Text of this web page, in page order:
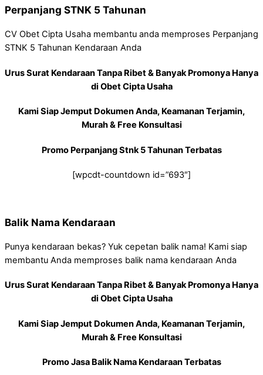
Perpanjang STNK 5 Tahunan
CV Obet Cipta Usaha membantu anda memproses Perpanjang
STNK 5 Tahunan Kendaraan Anda
Urus Surat Kendaraan Tanpa Ribet & Banyak Promonya Hanya
di Obet Cipta Usaha
Kami Siap Jemput Dokumen Anda, Keamanan Terjamin,
Murah & Free Konsultasi
Promo Perpanjang Stnk 5 Tahunan Terbatas
[wpcdt-countdown id=”693″]
Balik Nama Kendaraan
Punya kendaraan bekas? Yuk cepetan balik nama! Kami siap
membantu Anda memproses balik nama kendaraan Anda
Urus Surat Kendaraan Tanpa Ribet & Banyak Promonya Hanya
di Obet Cipta Usaha
Kami Siap Jemput Dokumen Anda, Keamanan Terjamin,
Murah & Free Konsultasi
Promo Jasa Balik Nama Kendaraan Terbatas